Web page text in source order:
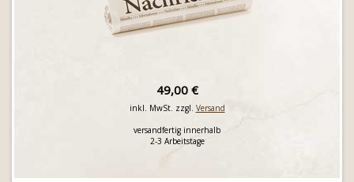
49,00 €
inkl. MwSt. zzgl. Versand
versandfertig innerhalb
2-3 Arbeitstage